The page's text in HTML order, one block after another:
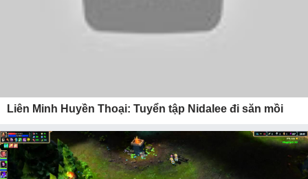
Liên Minh Huyền Thoại: Tuyển tập Nidalee đi săn mồi